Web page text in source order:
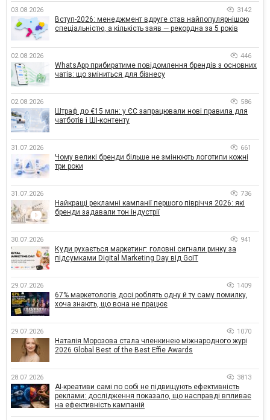
03.08.2026 3142
Вступ-2026: менеджмент вдруге став найпопулярнішою
спеціальністю, а кількість заяв — рекордна за 5 років
02.08.2026 446
WhatsApp прибиратиме повідомлення брендів з основних
чатів: що зміниться для бізнесу
02.08.2026 586
Штраф до €15 млн: у ЄС запрацювали нові правила для
чатботів і ШІ-контенту
31.07.2026 661
Чому великі бренди більше не змінюють логотипи кожні
три роки
31.07.2026 736
Найкращі рекламні кампанії першого півріччя 2026: які
бренди задавали тон індустрії
30.07.2026 941
Куди рухається маркетинг: головні сигнали ринку за
підсумками Digital Marketing Day від GoIT
29.07.2026 1409
67% маркетологів досі роблять одну й ту саму помилку,
хоча знають, що вона не працює
29.07.2026 1070
Наталія Морозова стала членкинею міжнародного журі
2026 Global Best of the Best Effie Awards
28.07.2026 3813
AI-креативи самі по собі не підвищують ефективність
реклами: дослідження показало, що насправді впливає
на ефективність кампаній